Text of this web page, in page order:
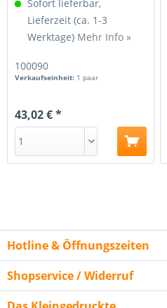
Sofort lieferbar,
Lieferzeit (ca. 1-3
Werktage) Mehr Info »
100090
Verkaufseinheit: 1 paar
43,02 € *
Hotline & Öffnungszeiten
Shopservice / Widerruf